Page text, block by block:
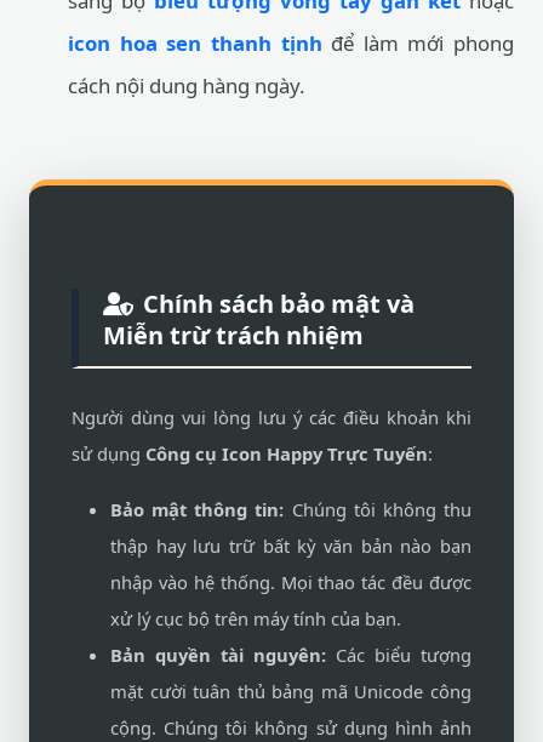
icon hoa sen thanh tịnh để làm mới phong
cách nội dung hàng ngày.
Chính sách bảo mật và
Miễn trừ trách nhiệm
Người dùng vui lòng lưu ý các điều khoản khi
sử dụng Công cụ Icon Happy Trực Tuyến:
Bảo mật thông tin: Chúng tôi không thu
thập hay lưu trữ bất kỳ văn bản nào bạn
nhập vào hệ thống. Mọi thao tác đều được
xử lý cục bộ trên máy tính của bạn.
Bản quyền tài nguyên: Các biểu tượng
mặt cười tuân thủ bảng mã Unicode công
cộng. Chúng tôi không sử dụng hình ảnh